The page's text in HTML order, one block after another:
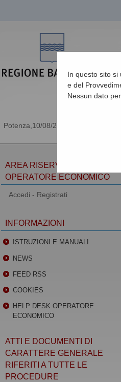
10/08/2026 11:51
In questo sito si
e del
Nessun dato
AREA RISERVATA
OPERATORE ECONOMICO
Accedi - Registrati
INFORMAZIONI
ISTRUZIONI E MANUALI
NEWS
FEED RSS
COOKIES
HELP DESK OPERATORE
ECONOMICO
ATTI E DOCUMENTI DI
CARATTERE GENERALE
RIFERITI A TUTTE LE
PROCEDURE